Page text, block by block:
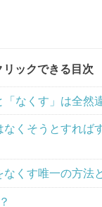
リックできる目次
「なくす」は全然
なくそうとすれば
なくす唯一の方法